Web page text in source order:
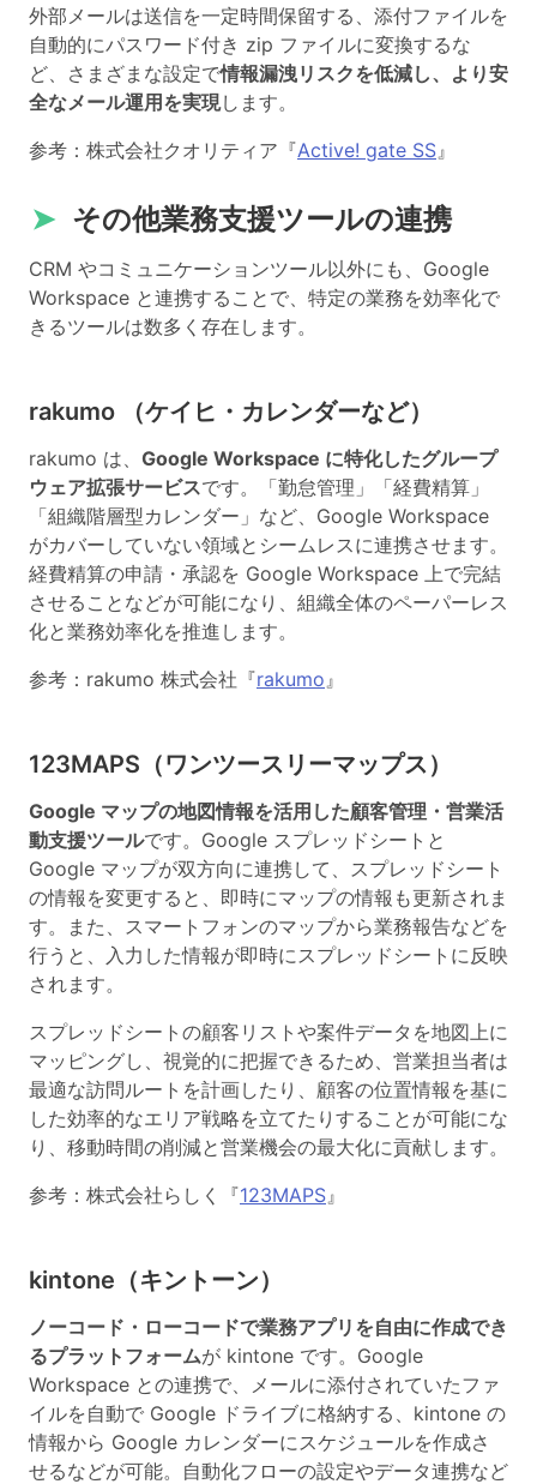
外部メールは送信を一定時間保留する、添付ファイルを
自動的にパスワード付き zip ファイルに変換するな
ど、さまざまな設定で情報漏洩リスクを低減し、より安
全なメール運用を実現します。
参考：株式会社クオリティア『Active! gate SS 』
➤ その他業務支援ツールの連携
CRM やコミュニケーションツール以外にも、Google
Workspace と連携することで、特定の業務を効率化で
きるツールは数多く存在します。
rakumo （ケイヒ・カレンダーなど）
rakumo は、 Google Workspace に特化したグループ
ウェア拡張サービスです。「勤怠管理」「経費精算」
「組織階層型カレンダー」など、Google Workspace
がカバーしていない領域とシームレスに連携させます。
経費精算の申請・承認を Google Workspace 上で完結
させることなどが可能になり、組織全体のペーパーレス
化と業務効率化を推進します。
参考：rakumo 株式会社『rakumo 』
123MAPS（ワンツースリーマップス）
Google マップの地図情報を活用した顧客管理・営業活
動支援ツールです。Google スプレッドシートと
Google マップが双方向に連携して、スプレッドシート
の情報を変更すると、即時にマップの情報も更新されま
す。また、スマートフォンのマップから業務報告などを
行うと、入力した情報が即時にスプレッドシートに反映
されます。
スプレッドシートの顧客リストや案件データを地図上に
マッピングし、視覚的に把握できるため、営業担当者は
最適な訪問ルートを計画したり、顧客の位置情報を基に
した効率的なエリア戦略を立てたりすることが可能にな
り、移動時間の削減と営業機会の最大化に貢献します。
参考：株式会社らしく『123MAPS 』
kintone（キントーン）
ノーコード・ローコードで業務アプリを自由に作成でき
るプラットフォームが kintone です。Google
Workspace との連携で、メールに添付されていたファ
イルを自動で Google ドライブに格納する、kintone の
情報から Google カレンダーにスケジュールを作成さ
せるなどが可能。自動化フローの設定やデータ連携など